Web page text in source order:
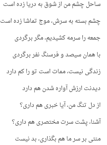
ساحل چشم من از شوق به دریا زده است
چشم بسته به سرش، موج تماشا زده است
جمعه را سرمه کشیدیم، مگر برگردی
با همان سیصد و فرسنگ نفر برگردی
زندگی نیست، ممات است تو را کم دارد
دیدنت ارزش آواره شدن هم دارد
از دل تنگ من، آیا خبری هم داری؟
آشنا، پشت سرت مختصری هم داری؟
منتی بر سر ما هم بگذاری، بد نیست